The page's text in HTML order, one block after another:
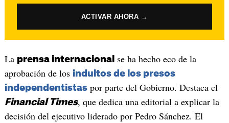
ACTIVAR AHORA →
La prensa internacional se ha hecho eco de la
aprobación de los indultos de los presos
independentistaspor parte del Gobierno. Destaca el
Financial Times, que dedica una editorial a explicar la
decisión del ejecutivo liderado por Pedro Sánchez. El